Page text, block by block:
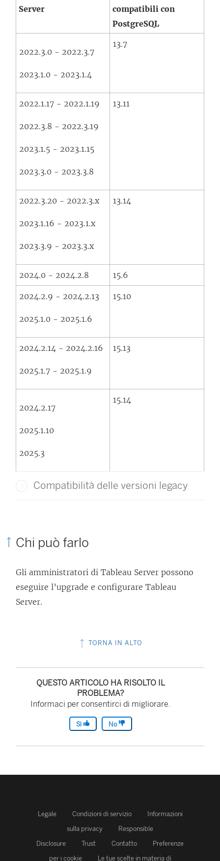
Server
compatibili con
PostgreSQL
2022.3.0 - 2022.3.7
2023.1.0 - 2023.1.4
13.7
2022.1.17 - 2022.1.19
2022.3.8 - 2022.3.19
2023.1.5 - 2023.1.15
2023.3.0 - 2023.3.8
13.11
2022.3.20 - 2022.3.x
2023.1.16 - 2023.1.x
2023.3.9 - 2023.3.x
13.14
2024.0 - 2024.2.8 15.6
2024.2.9 - 2024.2.13
2025.1.0 - 2025.1.6
15.10
2024.2.14 - 2024.2.16
2025.1.7 - 2025.1.9
15.13
2024.2.17
2025.1.10
2025.3
15.14
Compatibilità delle versioni legacy
Chi può farlo
Gli amministratori di Tableau Server possono
eseguire l’upgrade e configurare Tableau
Server.
TORNA IN ALTO
QUESTO ARTICOLO HA RISOLTO IL
PROBLEMA?
Informaci per consentirci di migliorare.
Sì No
Legale Condizioni di servizio
Informazioni
sulla privacy
Responsible
Disclosure
Trust Contatto
Preferenze
per i cookie
Le tue scelte in materia di